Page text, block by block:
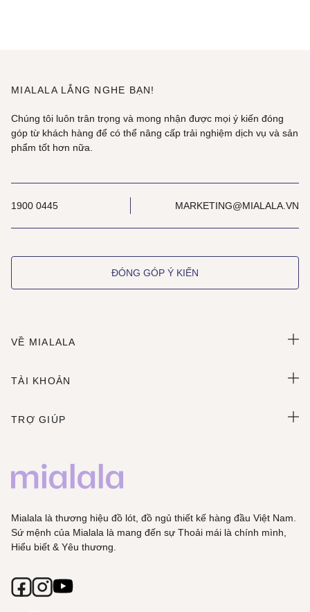
MIALALA LẮNG NGHE BẠN!
Chúng tôi luôn trân trọng và mong nhận được mọi ý kiến đóng
góp từ khách hàng để có thể nâng cấp trải nghiệm dịch vụ và sản
phẩm tốt hơn nữa.
1900 0445 MARKETING@MIALALA.VN
ĐÓNG GÓP Ý KIẾN
VỀ MIALALA
TÀI KHOẢN
TRỢ GIÚP
Mialala là thương hiệu đồ lót, đồ ngủ thiết kế hàng đầu Việt Nam.
Sứ mệnh của Mialala là mang đến sự Thoải mái là chính mình,
Hiểu biết & Yêu thương.